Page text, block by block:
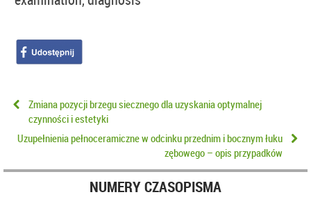
Zmiana pozycji brzegu siecznego dla uzyskania optymalnej
czynności i estetyki
Uzupełnienia pełnoceramiczne w odcinku przednim i bocznym łuku
zębowego – opis przypadków
NUMERY CZASOPISMA